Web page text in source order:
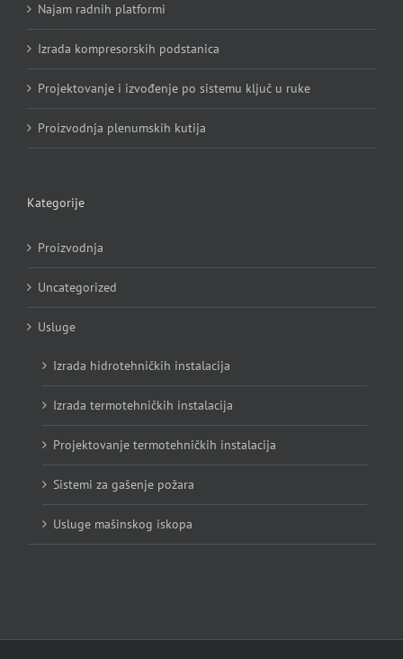
Najam radnih platformi
Izrada kompresorskih podstanica
Projektovanje i izvođenje po sistemu ključ u ruke
Proizvodnja plenumskih kutija
Kategorije
Proizvodnja
Uncategorized
Usluge
Izrada hidrotehničkih instalacija
Izrada termotehničkih instalacija
Projektovanje termotehničkih instalacija
Sistemi za gašenje požara
Usluge mašinskog iskopa